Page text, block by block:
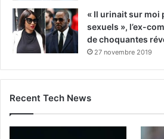
« Il urinait sur moi
sexuels », l’ex-
de choquantes
27 novembre 2019
Recent Tech News